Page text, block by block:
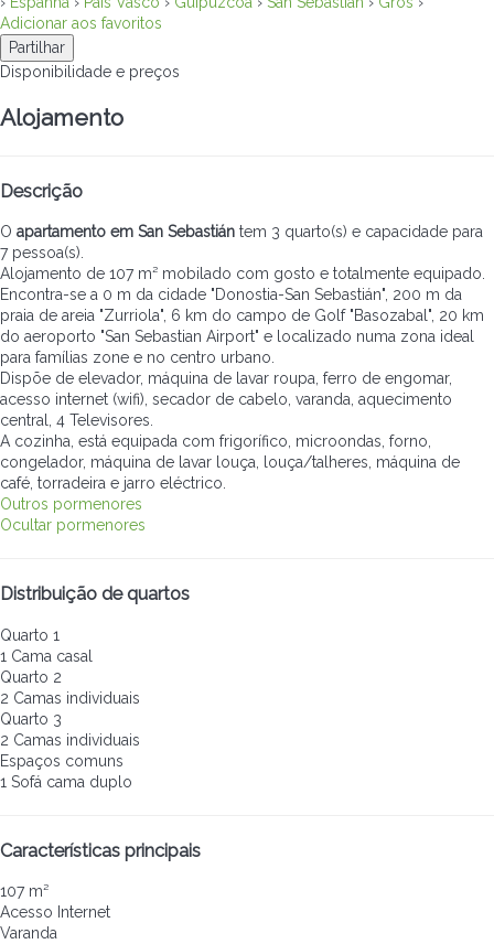
Adicionar aos favoritos
Partilhar
Disponibilidade e preços
Alojamento
Descrição
O apartamento em San Sebastián tem 3 quarto(s) e capacidade para
7 pessoa(s).
Alojamento de 107 m² mobilado com gosto e totalmente equipado.
Encontra-se a 0 m da cidade "Donostia-San Sebastián", 200 m da
praia de areia "Zurriola", 6 km do campo de Golf "Basozabal", 20 km
do aeroporto "San Sebastian Airport" e localizado numa zona ideal
para famílias zone e no centro urbano.
Dispõe de elevador, máquina de lavar roupa, ferro de engomar,
acesso internet (wifi), secador de cabelo, varanda, aquecimento
central, 4 Televisores.
A cozinha, está equipada com frigorífico, microondas, forno,
congelador, máquina de lavar louça, louça/talheres, máquina de
café, torradeira e jarro eléctrico.
Outros pormenores
Ocultar pormenores
Distribuição de quartos
Quarto 1
1 Cama casal
Quarto 2
2 Camas individuais
Quarto 3
2 Camas individuais
Espaços comuns
1 Sofá cama duplo
Características principais
107 m²
Acesso Internet
Varanda